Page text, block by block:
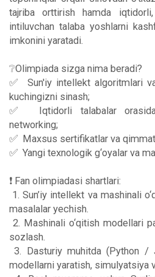
tajriba orttirish hamda
intiluvchan talaba yoshlarni
imkonini yaratadi.
❔Olimpiada sizga nima beradi?
✅ Sun'iy intellekt algoritmlari
kuchingizni sinash;
✅ Iqtidorli talabalar
networking;
✅ Maxsus sertifikatlar va
✅ Yangi texnologik g‘oyalar va
❗️ Fan olimpiadasi shartlari:
1. Sun’iy intellekt va mashinali
masalalar yechish.
2. Mashinali o‘qitish modellari
sozlash.
3. Dasturiy muhitda (Python /
modellarni yaratish, simulyatsiya